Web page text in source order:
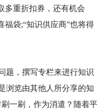
多重折扣券，还有机会
福袋;“知识供应商”也将得
题，撰写专栏来进行知识
浏览由其他人所分享的知
一刷，作为消遣？随着平